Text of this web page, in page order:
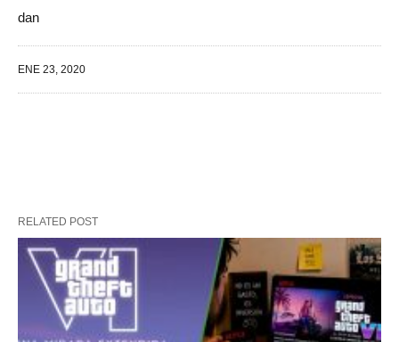
dan
ENE 23, 2020
RELATED POST